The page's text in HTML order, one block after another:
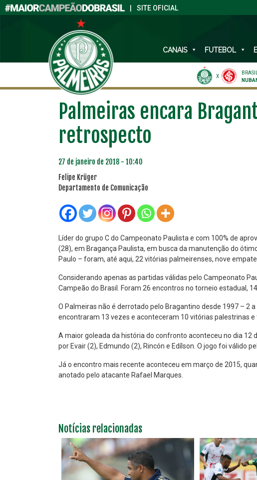
SITE OFICIAL
CANAIS FUTEBOL
X
Palmeiras encara
retrospecto
27 de janeiro de 2018 - 10:40
Felipe Krüger
Departamento de Comunicação
Líder do grupo C do Campeonato Paulista e com 100% de
(28), em Bragança Paulista, em busca da manutenção do
Paulo – foram, até aqui, 22 vitórias palmeirenses, nove
Considerando apenas as partidas válidas pelo Campeonato
Campeão do Brasil. Foram 26 encontros no torneio estadual,
O Palmeiras não é derrotado pelo Bragantino desde 1997 – 2
encontraram 13 vezes e aconteceram 10 vitórias palestrinas e
A maior goleada da história do confronto aconteceu no dia 12
por Evair (2), Edmundo (2), Rincón e Edílson. O jogo foi válido
Já o encontro mais recente aconteceu em março de 2015,
anotado pelo atacante Rafael Marques.
Notícias relacionadas